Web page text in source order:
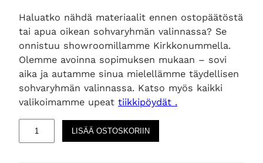
Haluatko nähdä materiaalit ennen ostopäätöstä
tai apua oikean sohvaryhmän valinnassa? Se
onnistuu showroomillamme Kirkkonummella.
Olemme avoinna sopimuksen mukaan – sovi
aika ja autamme sinua mielellämme täydellisen
sohvaryhmän valinnassa. Katso myös kaikki
valikoimamme upeat tiikkipöydät .
LISÄÄ OSTOSKORIIN